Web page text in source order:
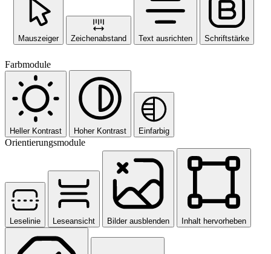
Mauszeiger Zeichenabstand Text ausrichten Schriftstärke
Farbmodule
Heller Kontrast Hoher Kontrast Einfarbig
Orientierungsmodule
Leselinie Leseansicht Bilder ausblenden Inhalt hervorheben